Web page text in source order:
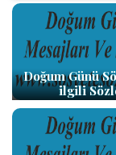
Doğum Günü
ilgili